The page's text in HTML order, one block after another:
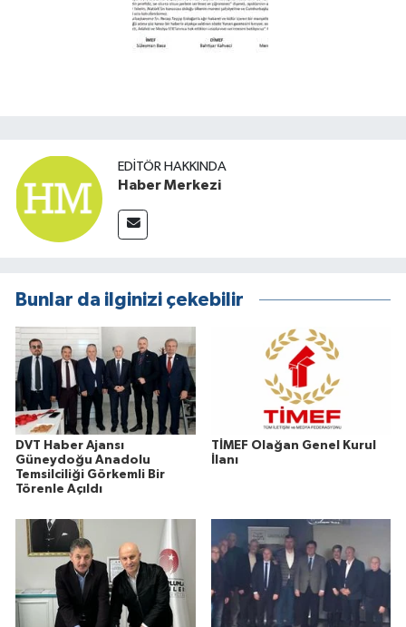
EDITÖR HAKKINDA
Haber Merkezi
Bunlar da ilginizi çekebilir
DVT Haber Ajansı
Güneydoğu Anadolu
Temsilciliği Görkemli Bir
Törenle Açıldı
TİMEF Olağan Genel Kurul
İlanı